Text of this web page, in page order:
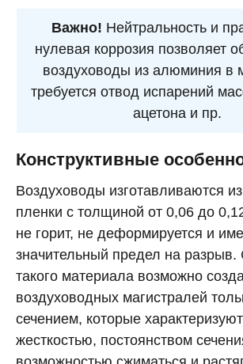
Важно! Нейтральность и
нулевая коррозия позволяет
воздуховоды из алюминия в
требуется отвод испарений
ацетона и пр.
Конструктивные
Воздуховоды изготавливаются
пленки с толщиной от 0,06 до
не горит, не деформируется и
значительный предел на
такого материала возможно
воздуховодных магистралей
сечением, которые
жесткостью, постоянством